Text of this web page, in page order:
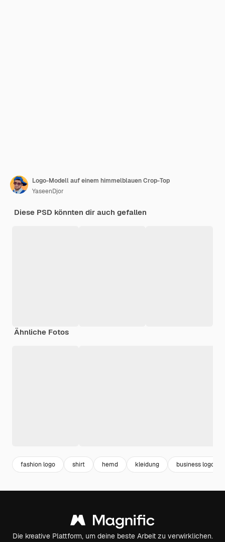
Logo-Modell auf einem himmelblauen Crop-Top
YaseenDjor
Diese PSD könnten dir auch gefallen
Ähnliche Fotos
fashion logo shirt hemd kleidung business logo
Die kreative Plattform, um deine beste Arbeit zu verwirklichen.